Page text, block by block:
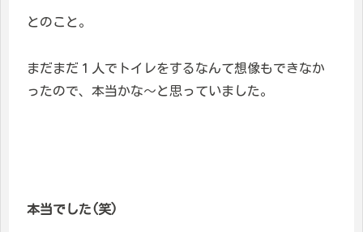
とのこと。
まだまだ１人でトイレをするなんて想像もできなか
ったので、本当かな〜と思っていました。
本当でした(笑)